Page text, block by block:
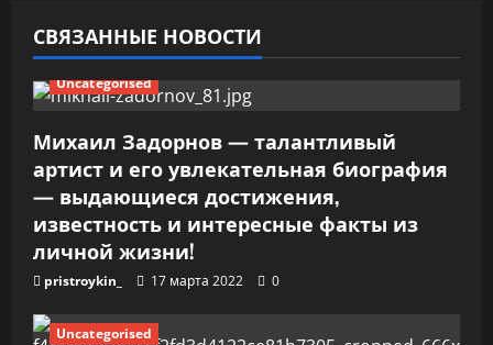
з
а
п
и
с
я
м
СВЯЗАННЫЕ НОВОСТИ
Uncategorised
Михаил Задорнов — талантливый
артист и его увлекательная биография
— выдающиеся достижения,
известность и интересные факты из
личной жизни!
pristroykin_ 17 марта 2022 0
Uncategorised